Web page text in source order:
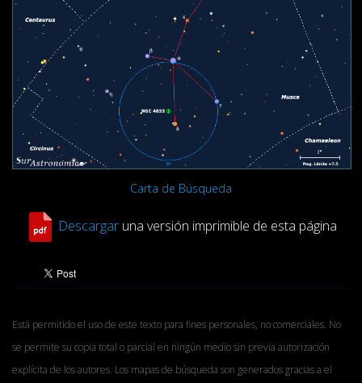
Carta de Búsqueda
Descargaruna versión imprimible de esta página
Está permitido el uso de este texto para fines personales, no comerciales. No
se permite su copia total o parcial en ningún medio sin previa autorización
explícita de los autores. Los mapas de búsqueda son generados gracias a el